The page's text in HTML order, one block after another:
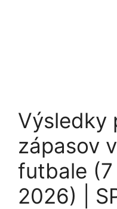
Výsledky
zápasov
futbale
2026) |